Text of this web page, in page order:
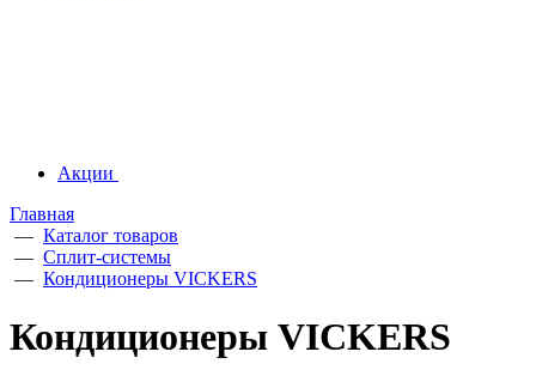
Акции
Главная
— Каталог товаров
— Сплит-системы
— Кондиционеры VICKERS
Кондиционеры VICKERS